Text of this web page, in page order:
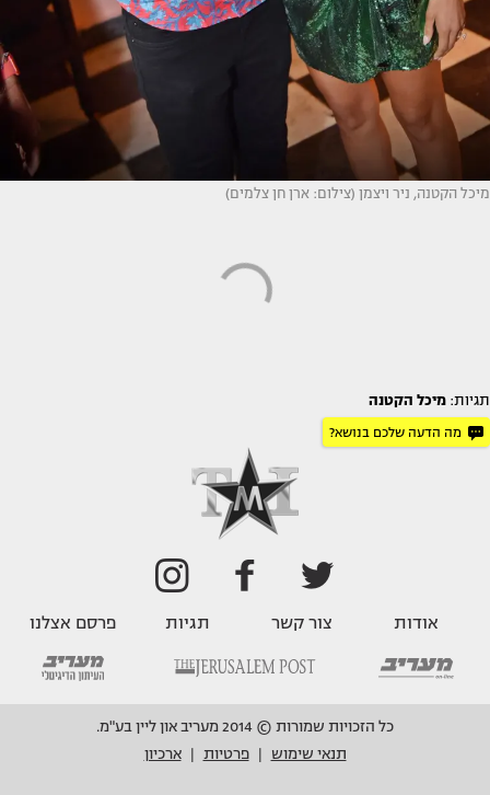
מיכל הקטנה, ניר ויצמן (צילום: ארן חן צלמים)
תגיות: מיכל הקטנה
מה הדעה שלכם בנושא?
אודות צור קשר תגיות פרסם אצלנו
כל הזכויות שמורות © 2014 מעריב און ליין בע"מ.
תנאי שימוש
פרטיות ארכיון